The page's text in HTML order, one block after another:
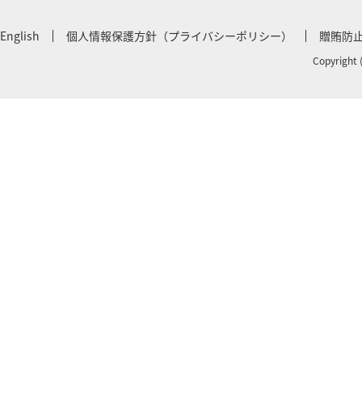
English 個人情報保護方針（プライバシーポリシー） 贈賄防
Copyright